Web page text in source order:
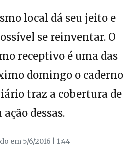
local dá seu jeito e
se reinventar. O
receptivo é uma das
domingo o caderno
traz a cobertura de
ação dessas.
em 5/6/2016 | 1:44